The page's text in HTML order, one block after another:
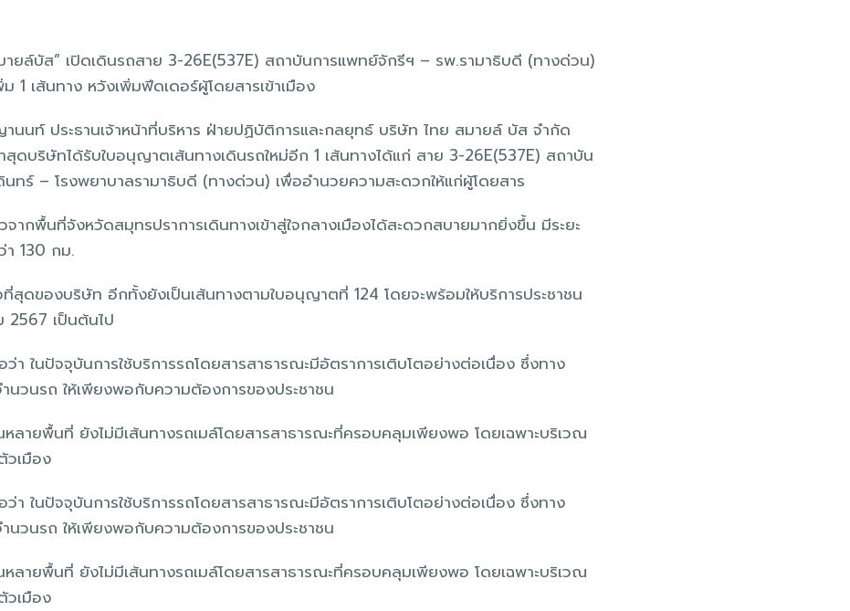
ายล์บัส” เปิดเดินรถสาย 3-26E(537E) สถาบันการแพทย์จักรีฯ – รพ.รามาธิบดี (ทางด่วน)
1 เส้นทาง หวังเพิ่มฟีดเดอร์ผู้โดยสารเข้าเมือง
นท์ ประธานเจ้าหน้าที่บริหาร ฝ่ายปฏิบัติการและกลยุทธ์ บริษัท ไทย สมายล์ บัส จำกัด
สุดบริษัทได้รับใบอนุญาตเส้นทางเดินรถใหม่อีก 1 เส้นทางได้แก่ สาย 3-26E(537E) สถาบัน
ทร์ – โรงพยาบาลรามาธิบดี (ทางด่วน) เพื่ออำนวยความสะดวกให้แก่ผู้โดยสาร
ากพื้นที่จังหวัดสมุทรปราการเดินทางเข้าสู่ใจกลางเมืองได้สะดวกสบายมากยิ่งขึ้น มีระยะ
130 กม.
ที่สุดของบริษัท อีกทั้งยังเป็นเส้นทางตามใบอนุญาตที่ 124 โดยจะพร้อมให้บริการประชาชน
2567 เป็นต้นไป
า ในปัจจุบันการใช้บริการรถโดยสารสาธารณะมีอัตราการเติบโตอย่างต่อเนื่อง ซึ่งทาง
นวนรถ ให้เพียงพอกับความต้องการของประชาชน
หลายพื้นที่ ยังไม่มีเส้นทางรถเมล์โดยสารสาธารณะที่ครอบคลุมเพียงพอ โดยเฉพาะบริเวณ
เมือง
า ในปัจจุบันการใช้บริการรถโดยสารสาธารณะมีอัตราการเติบโตอย่างต่อเนื่อง ซึ่งทาง
นวนรถ ให้เพียงพอกับความต้องการของประชาชน
หลายพื้นที่ ยังไม่มีเส้นทางรถเมล์โดยสารสาธารณะที่ครอบคลุมเพียงพอ โดยเฉพาะบริเวณ
เมือง